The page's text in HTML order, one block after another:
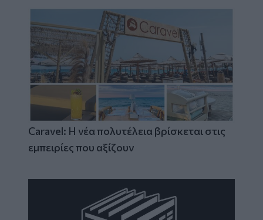
Caravel: Η νέα πολυτέλεια βρίσκεται στις
εμπειρίες που αξίζουν